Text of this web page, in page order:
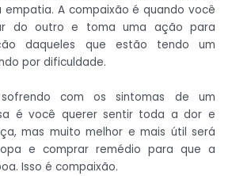
empatia. A compaixão é quando você
do outro e toma uma ação para
daqueles que estão tendo um
por dificuldade.
com os sintomas de um
é você querer sentir toda a dor e
mas muito melhor e mais útil será
e comprar remédio para que a
Isso é compaixão.